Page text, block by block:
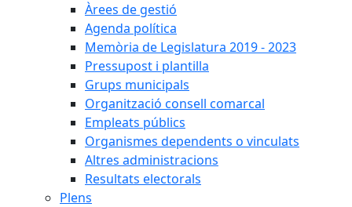
Àrees de gestió
Agenda política
Memòria de Legislatura 2019 - 2023
Pressupost i plantilla
Grups municipals
Organització consell comarcal
Empleats públics
Organismes dependents o vinculats
Altres administracions
Resultats electorals
Plens